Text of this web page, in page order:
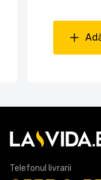
Telefonul livrarii